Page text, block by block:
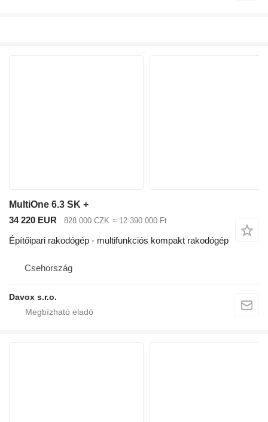
MultiOne 6.3 SK +
34 220 EUR
828 000 CZK ≈ 12 390 000 Ft
Építőipari rakodógép - multifunkciós kompakt rakodógép
Csehország
Davox s.r.o.